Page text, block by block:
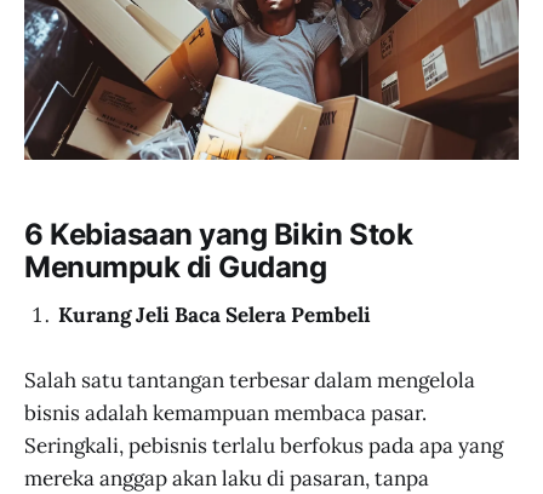
6 Kebiasaan yang Bikin Stok
Menumpuk di Gudang
Kurang Jeli Baca Selera Pembeli
Salah satu tantangan terbesar dalam mengelola
bisnis adalah kemampuan membaca pasar.
Seringkali, pebisnis terlalu berfokus pada apa yang
mereka anggap akan laku di pasaran, tanpa